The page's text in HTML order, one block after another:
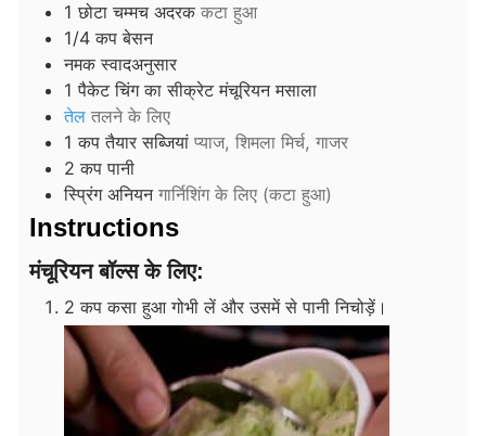
1 छोटा चम्मच अदरक कटा हुआ
1/4 कपबेसन
नमक स्वादअनुसार
1 पैकेटचिंग का सीक्रेट मंचूरियन मसाला
तेल तलने के लिए
1 कपतैयार सब्जियां प्याज, शिमला मिर्च, गाजर
2 कपपानी
स्प्रिंग अनियन गार्निशिंग के लिए (कटा हुआ)
Instructions
मंचूरियन बॉल्स के लिए:
2 कप कसा हुआ गोभी लें और उसमें से पानी निचोड़ें।